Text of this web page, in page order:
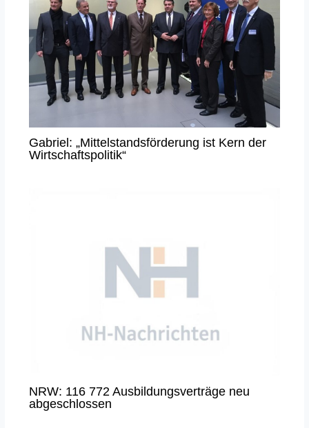
Gabriel: „Mittelstandsförderung ist Kern der
Wirtschaftspolitik“
NRW: 116 772 Ausbildungsverträge neu
abgeschlossen